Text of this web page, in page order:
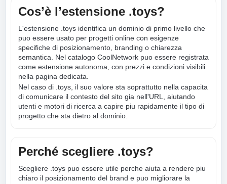
Cos’è l’estensione .toys?
L'estensione .toys identifica un dominio di primo livello che
puo essere usato per progetti online con esigenze
specifiche di posizionamento, branding o chiarezza
semantica. Nel catalogo CoolNetwork puo essere registrata
come estensione autonoma, con prezzi e condizioni visibili
nella pagina dedicata.
Nel caso di .toys, il suo valore sta soprattutto nella capacita
di comunicare il contesto del sito gia nell'URL, aiutando
utenti e motori di ricerca a capire piu rapidamente il tipo di
progetto che sta dietro al dominio.
Perché scegliere .toys?
Scegliere .toys puo essere utile perche aiuta a rendere piu
chiaro il posizionamento del brand e puo migliorare la